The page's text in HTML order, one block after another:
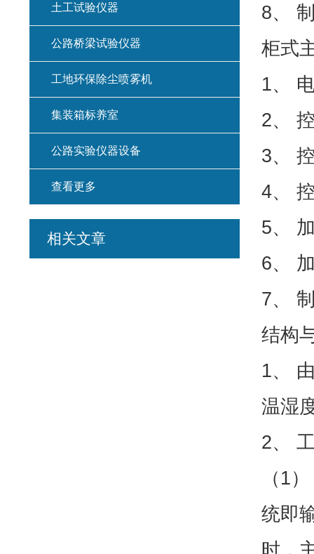
8、
柜式
1、
2、
3、
4、
5、
6、
7、
结构
1、
温湿
2、
（1
统即
时，
土工试验仪器
公路桥梁试验仪器
工地环保除尘喷雾机
集装箱标养室
公路实验仪器设备
查看更多
相关文章